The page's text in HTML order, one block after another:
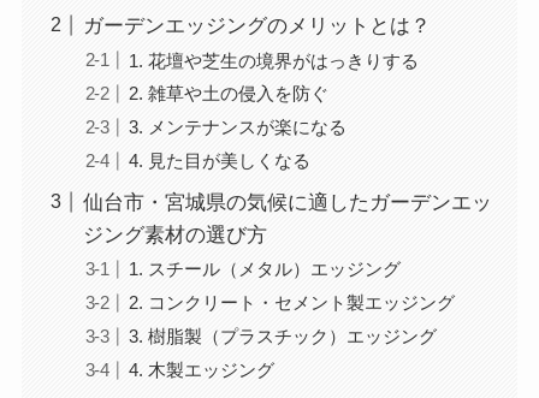
ガーデンエッジングのメリットとは？
1. 花壇や芝生の境界がはっきりする
2. 雑草や土の侵入を防ぐ
3. メンテナンスが楽になる
4. 見た目が美しくなる
仙台市・宮城県の気候に適したガーデンエッ
ジング素材の選び方
1. スチール（メタル）エッジング
2. コンクリート・セメント製エッジング
3. 樹脂製（プラスチック）エッジング
4. 木製エッジング